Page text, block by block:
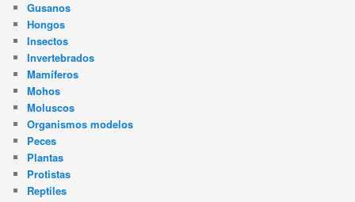
Gusanos
Hongos
Insectos
Invertebrados
Mamíferos
Mohos
Moluscos
Organismos modelos
Peces
Plantas
Protistas
Reptiles